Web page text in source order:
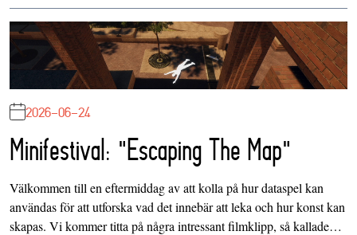
2026-06-24
Minifestival: "Escaping The Map"
Välkommen till en eftermiddag av att kolla på hur dataspel kan
användas för att utforska vad det innebär att leka och hur konst kan
skapas. Vi kommer titta på några intressant filmklipp, så kallade…